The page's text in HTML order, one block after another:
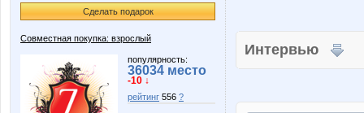
Сделать подарок
Совместная покупка: взрослый
популярность:
36034 место
-10 ↓
рейтинг 556 ?
Интервью